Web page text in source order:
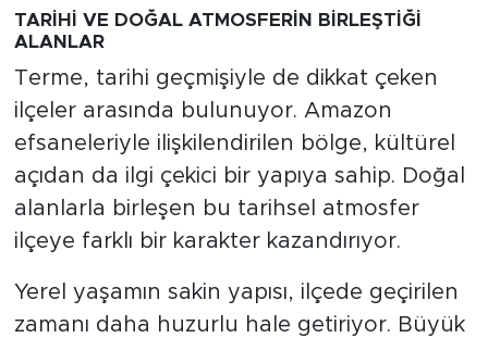
TARİHİ VE DOĞAL ATMOSFERİN BİRLEŞTİĞİ
ALANLAR
Terme, tarihi geçmişiyle de dikkat çeken
ilçeler arasında bulunuyor. Amazon
efsaneleriyle ilişkilendirilen bölge, kültürel
açıdan da ilgi çekici bir yapıya sahip. Doğal
alanlarla birleşen bu tarihsel atmosfer
ilçeye farklı bir karakter kazandırıyor.
Yerel yaşamın sakin yapısı, ilçede geçirilen
zamanı daha huzurlu hale getiriyor. Büyük